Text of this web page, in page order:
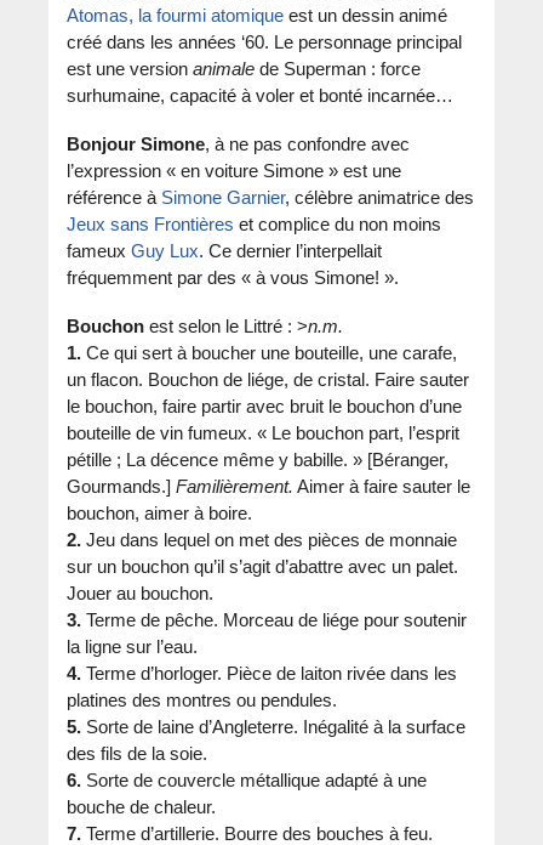
Atomas, la fourmi atomique est un dessin animé
créé dans les années ‘60. Le personnage principal
est une version animale de Superman : force
surhumaine, capacité à voler et bonté incarnée…
Bonjour Simone, à ne pas confondre avec
l’expression « en voiture Simone » est une
référence à Simone Garnier, célèbre animatrice des
Jeux sans Frontières et complice du non moins
fameux Guy Lux. Ce dernier l’interpellait
fréquemment par des « à vous Simone! ».
Bouchon est selon le Littré : >n.m.
1. Ce qui sert à boucher une bouteille, une carafe,
un flacon. Bouchon de liége, de cristal. Faire sauter
le bouchon, faire partir avec bruit le bouchon d’une
bouteille de vin fumeux. « Le bouchon part, l’esprit
pétille ; La décence même y babille. » [Béranger,
Gourmands.] Familièrement. Aimer à faire sauter le
bouchon, aimer à boire.
2. Jeu dans lequel on met des pièces de monnaie
sur un bouchon qu’il s’agit d’abattre avec un palet.
Jouer au bouchon.
3. Terme de pêche. Morceau de liége pour soutenir
la ligne sur l’eau.
4. Terme d’horloger. Pièce de laiton rivée dans les
platines des montres ou pendules.
5. Sorte de laine d’Angleterre. Inégalité à la surface
des fils de la soie.
6. Sorte de couvercle métallique adapté à une
bouche de chaleur.
7. Terme d’artillerie. Bourre des bouches à feu.